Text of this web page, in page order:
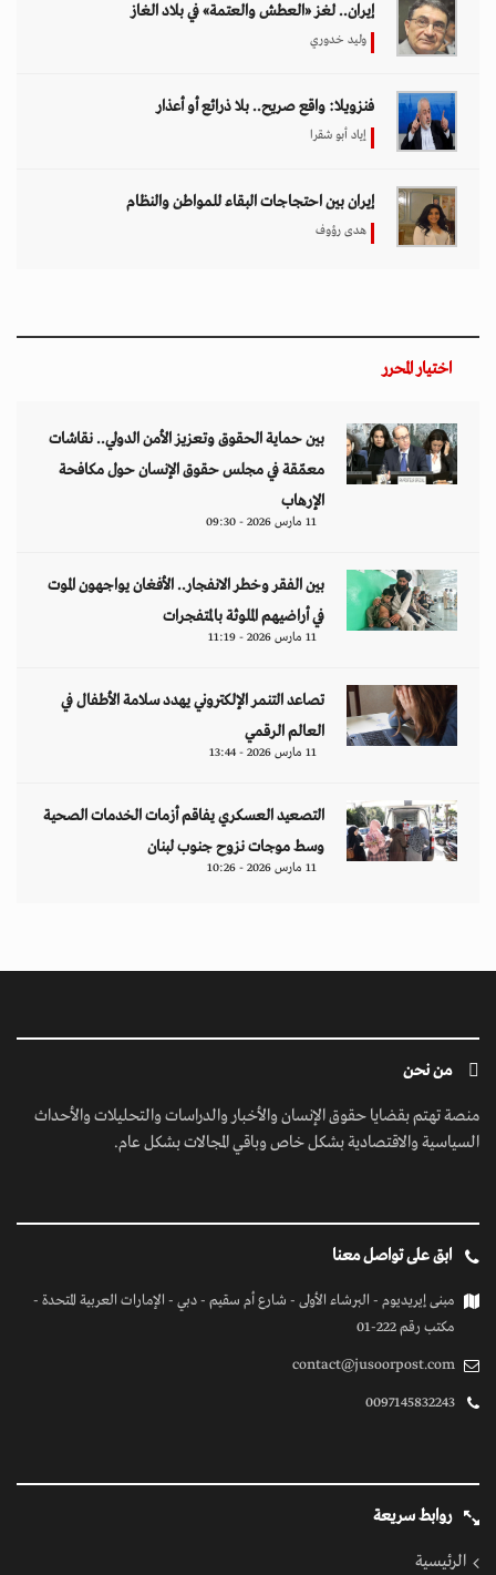
إيران.. لغز «العطش والعتمة» في بلاد الغاز
وليد خدوري
فنزويلا: واقع صريح.. بلا ذرائع أو أعذار
إياد أبو شقرا
إيران بين احتجاجات البقاء للمواطن والنظام
هدى رؤوف
اختيار المحرر
بين حماية الحقوق وتعزيز الأمن الدولي.. نقاشات
معمّقة في مجلس حقوق الإنسان حول مكافحة
الإرهاب
11 مارس 2026 - 09:30
بين الفقر وخطر الانفجار.. الأفغان يواجهون الموت
في أراضيهم الملوثة بالمتفجرات
11 مارس 2026 - 11:19
تصاعد التنمر الإلكتروني يهدد سلامة الأطفال في
العالم الرقمي
11 مارس 2026 - 13:44
التصعيد العسكري يفاقم أزمات الخدمات الصحية
وسط موجات نزوح جنوب لبنان
11 مارس 2026 - 10:26
من نحن
منصة تهتم بقضايا حقوق الإنسان والأخبار والدراسات والتحليلات والأحداث
السياسية والاقتصادية بشكل خاص وباقي المجالات بشكل عام.
ابق على تواصل معنا
مبنى إيريديوم - البرشاء الأولى - شارع أم سقيم - دبي - الإمارات العربية المتحدة -
مكتب رقم 222-01
contact@jusoorpost.com
0097145832243
روابط سريعة
الرئيسية